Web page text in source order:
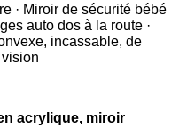
· Miroir de sécurité bébé
auto dos à la route ·
incassable, de
acrylique, miroir